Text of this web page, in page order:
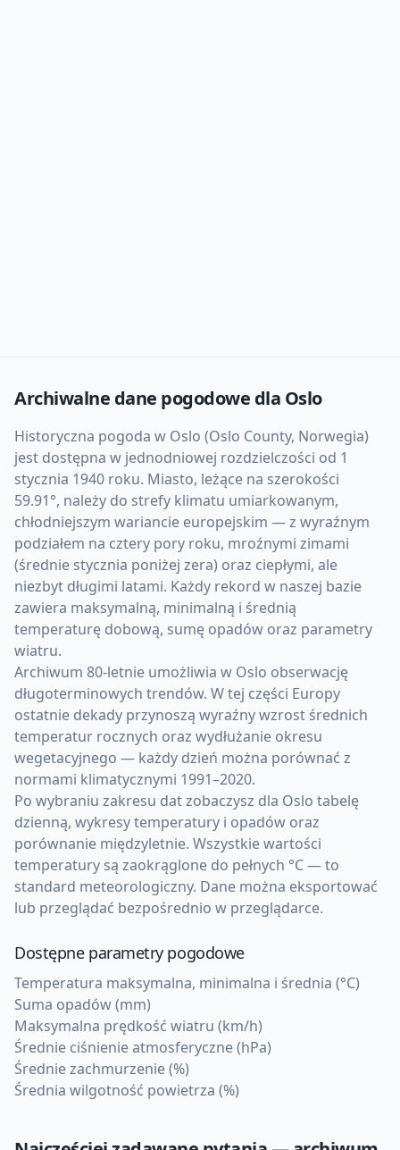
Archiwalne dane pogodowe dla Oslo
Historyczna pogoda w Oslo (Oslo County, Norwegia)
jest dostępna w jednodniowej rozdzielczości od 1
stycznia 1940 roku. Miasto, leżące na szerokości
59.91°, należy do strefy klimatu umiarkowanym,
chłodniejszym wariancie europejskim — z wyraźnym
podziałem na cztery pory roku, mroźnymi zimami
(średnie stycznia poniżej zera) oraz ciepłymi, ale
niezbyt długimi latami. Każdy rekord w naszej bazie
zawiera maksymalną, minimalną i średnią
temperaturę dobową, sumę opadów oraz parametry
wiatru.
Archiwum 80-letnie umożliwia w Oslo obserwację
długoterminowych trendów. W tej części Europy
ostatnie dekady przynoszą wyraźny wzrost średnich
temperatur rocznych oraz wydłużanie okresu
wegetacyjnego — każdy dzień można porównać z
normami klimatycznymi 1991–2020.
Po wybraniu zakresu dat zobaczysz dla Oslo tabelę
dzienną, wykresy temperatury i opadów oraz
porównanie międzyletnie. Wszystkie wartości
temperatury są zaokrąglone do pełnych °C — to
standard meteorologiczny. Dane można eksportować
lub przeglądać bezpośrednio w przeglądarce.
Dostępne parametry pogodowe
Temperatura maksymalna, minimalna i średnia (°C)
Suma opadów (mm)
Maksymalna prędkość wiatru (km/h)
Średnie ciśnienie atmosferyczne (hPa)
Średnie zachmurzenie (%)
Średnia wilgotność powietrza (%)